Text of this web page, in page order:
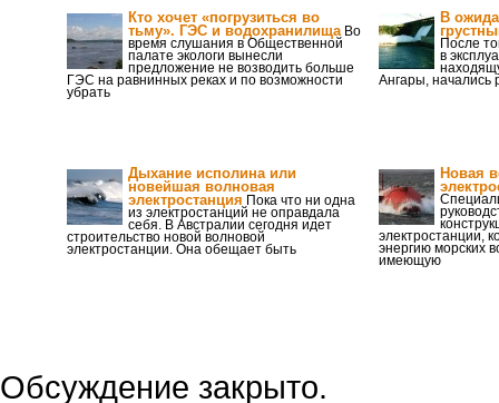
Кто хочет «погрузиться во
тьму». ГЭС и водохранилищаВо
время слушания в Общественной
палате экологи вынесли
предложение не возводить больше
ГЭС на равнинных реках и по возможности
убрать
В
После
в
Ангары, начались
Дыхание исполина или
новейшая волновая
электростанция Пока что ни одна
из электростанций не оправдала
себя. В Австралии сегодня идет
строительство новой волновой
электростанции. Она обещает быть
Новая
электростанции,
энергию морских
имеющую
Обсуждение закрыто.